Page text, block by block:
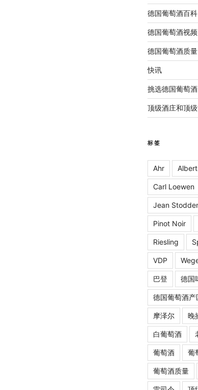
德国葡萄酒百科
德国葡萄酒视频
德国葡萄酒质量
快讯
挑选德国葡萄酒
顶级酒庄和顶
标签
Ahr
Carl Loewen
Jean
Pinot Noir
Riesling
VDP
巴登 德国
德国葡萄酒产
摩泽尔 晚
白葡萄酒
葡萄酒 葡
葡萄酒质量